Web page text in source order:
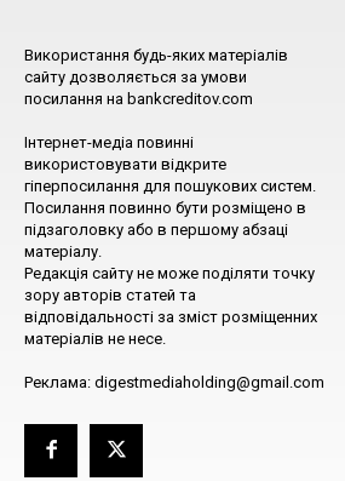
Використання будь-яких матеріалів
сайту дозволяється за умови
посилання на bankcreditov.com
Інтернет-медіа повинні
використовувати відкрите
гіперпосилання для пошукових систем.
Посилання повинно бути розміщено в
підзаголовку або в першому абзаці
матеріалу.
Редакція сайту не може поділяти точку
зору авторів статей та
відповідальності за зміст розміщенних
матеріалів не несе.
Реклама: digestmediaholding@gmail.com